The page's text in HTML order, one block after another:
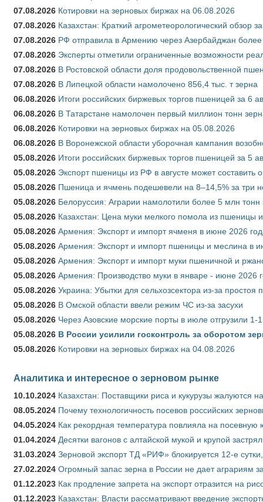
07.08.2026 Котировки на зерновых биржах на 06.08.2026
07.08.2026 Казахстан: Краткий агрометеорологический обзор
07.08.2026 РФ отправила в Армению через Азербайджан более
07.08.2026 Эксперты отметили ограниченные возможности
07.08.2026 В Ростовской области доля продовольственной
07.08.2026 В Липецкой области намолочено 856,4 тыс. т зерна
06.08.2026 Итоги российских биржевых торгов пшеницей за 6
06.08.2026 В Татарстане намолочен первый миллион тонн
06.08.2026 Котировки на зерновых биржах на 05.08.2026
06.08.2026 В Воронежской области уборочная кампания
05.08.2026 Итоги российских биржевых торгов пшеницей за 5
05.08.2026 Экспорт пшеницы из РФ в августе может составить
05.08.2026 Пшеница и ячмень подешевели на 8–14,5% за три
05.08.2026 Белоруссия: Аграрии намолотили более 5 млн тонн
05.08.2026 Казахстан: Цена муки мелкого помола из пшеницы
05.08.2026 Армения: Экспорт и импорт ячменя в июне 2026
05.08.2026 Армения: Экспорт и импорт пшеницы и меслина в
05.08.2026 Армения: Экспорт и импорт муки пшеничной и
05.08.2026 Армения: Производство муки в январе - июне 2026
05.08.2026 Украина: Убытки для сельхозсектора из-за простоя
05.08.2026 В Омской области ввели режим ЧС из-за засухи
05.08.2026 Через Азовские морские порты в июле отгрузили
05.08.2026 В России усилили госконтроль за оборотом
05.08.2026 Котировки на зерновых биржах на 04.08.2026
Аналитика и интересное о зерновом рынке
10.10.2024 Казахстан: Поставщики риса и кукурузы жалуются
08.05.2024 Почему технологичность посевов российских
04.05.2024 Как рекордная температура повлияла на
01.04.2024 Десятки вагонов с алтайской мукой и крупой
31.03.2024 Зерновой экспорт ТД «РИФ» блокируется 12-е
27.02.2024 Огромный запас зерна в России не дает аграриям
01.12.2023 Как продление запрета на экспорт отразится на
01.12.2023 Казахстан: Власти рассматривают введение